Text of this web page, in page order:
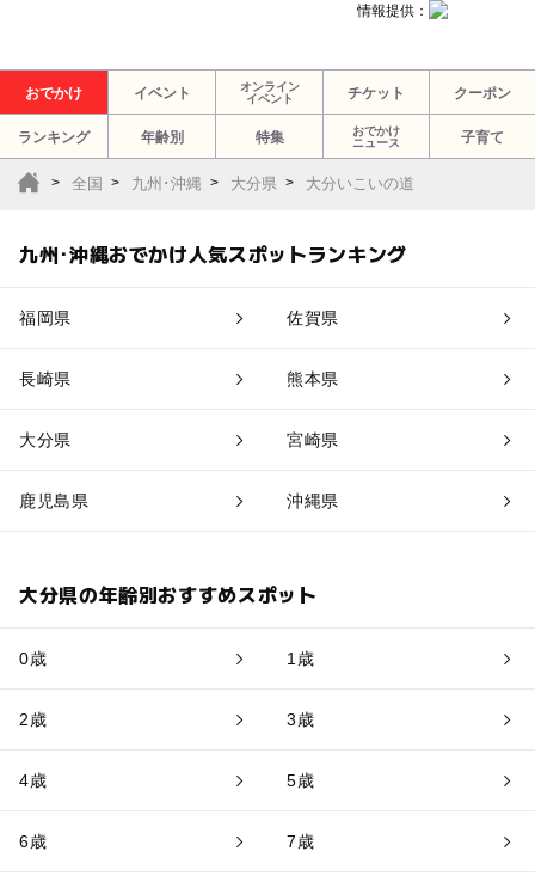
情報提供：
おでかけ イベント
オンライン
イベント
チケット クーポン
ランキング 年齢別 特集
おでかけ
ニュース
子育て
全国 九州･沖縄 大分県 大分いこいの道
九州･沖縄おでかけ人気スポットランキング
福岡県 佐賀県
長崎県 熊本県
大分県 宮崎県
鹿児島県 沖縄県
大分県の年齢別おすすめスポット
0歳 1歳
2歳 3歳
4歳 5歳
6歳 7歳